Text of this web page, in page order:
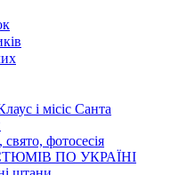
і місіс Санта
фотосесія
ПО УКРАЇНІ